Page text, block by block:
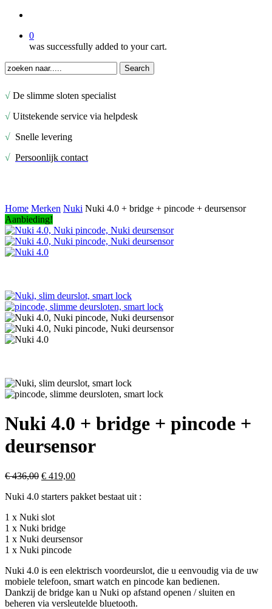
0
was successfully added to your cart.
Search
Search
√ De slimme sloten specialist
√ Uitstekende service via helpdesk
√ Snelle levering
√ Persoonlijk contact
Home Merken Nuki Nuki 4.0 + bridge + pincode + deursensor
Aanbieding!
Nuki 4.0 + bridge + pincode +
deursensor
€436,00 Oorspronkelijke
was:
€ 419,00Huidige
is:
Nuki 4.0 starters pakket bestaat uit :
1 x Nuki slot
1 x Nuki bridge
1 x Nuki deursensor
1 x Nuki pincode
Nuki 4.0 is een elektrisch voordeurslot, die u eenvoudig via de uw
mobiele telefoon, smart watch en pincode kan bedienen.
Dankzij de bridge kan u Nuki op afstand openen / sluiten en
beheren via versleutelde bluetooth.